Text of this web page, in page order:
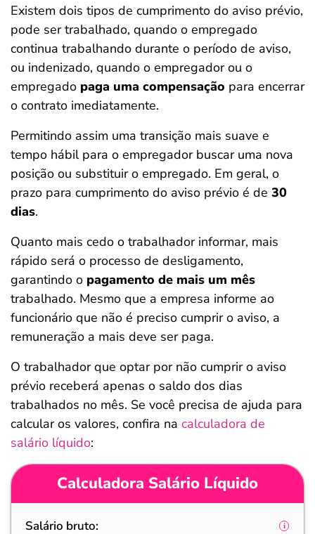
Existem dois tipos de cumprimento do aviso prévio,
pode ser trabalhado, quando o empregado
continua trabalhando durante o período de aviso,
ou indenizado, quando o empregador ou o
empregado paga uma compensação para encerrar
o contrato imediatamente.
Permitindo assim uma transição mais suave e
tempo hábil para o empregador buscar uma nova
posição ou substituir o empregado. Em geral, o
prazo para cumprimento do aviso prévio é de 30
dias.
Quanto mais cedo o trabalhador informar, mais
rápido será o processo de desligamento,
garantindo o pagamento de mais um mês
trabalhado. Mesmo que a empresa informe ao
funcionário que não é preciso cumprir o aviso, a
remuneração a mais deve ser paga.
O trabalhador que optar por não cumprir o aviso
prévio receberá apenas o saldo dos dias
trabalhados no mês. Se você precisa de ajuda para
calcular os valores, confira na calculadora de
salário líquido:
Calculadora Salário Líquido
Salário bruto: